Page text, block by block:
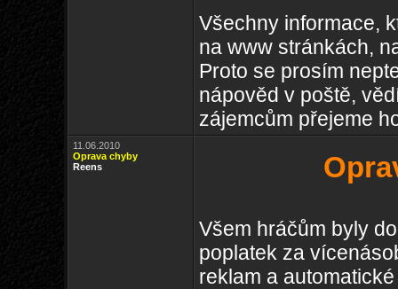
Všechny informace,
na www stránkách,
Proto se prosím
nápověd v poště,
zájemcům přejeme
11.06.2010
Oprava chyby
Reens
Všem hráčům byly
poplatek za
reklam a